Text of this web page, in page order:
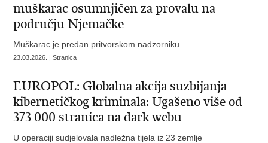
muškarac osumnjičen za provalu na
području Njemačke
Muškarac je predan pritvorskom nadzorniku
23.03.2026. | Stranica
EUROPOL: Globalna akcija suzbijanja
kibernetičkog kriminala: Ugašeno više od
373 000 stranica na dark webu
U operaciji sudjelovala nadležna tijela iz 23 zemlje